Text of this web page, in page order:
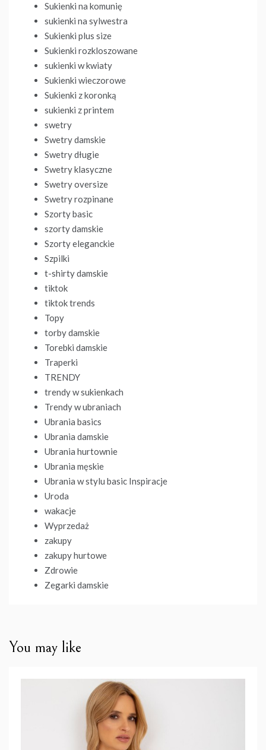
Sukienki na komunię
sukienki na sylwestra
Sukienki plus size
Sukienki rozkloszowane
sukienki w kwiaty
Sukienki wieczorowe
Sukienki z koronką
sukienki z printem
swetry
Swetry damskie
Swetry długie
Swetry klasyczne
Swetry oversize
Swetry rozpinane
Szorty basic
szorty damskie
Szorty eleganckie
Szpilki
t-shirty damskie
tiktok
tiktok trends
Topy
torby damskie
Torebki damskie
Traperki
TRENDY
trendy w sukienkach
Trendy w ubraniach
Ubrania basics
Ubrania damskie
Ubrania hurtownie
Ubrania męskie
Ubrania w stylu basic Inspiracje
Uroda
wakacje
Wyprzedaż
zakupy
zakupy hurtowe
Zdrowie
Zegarki damskie
You may like